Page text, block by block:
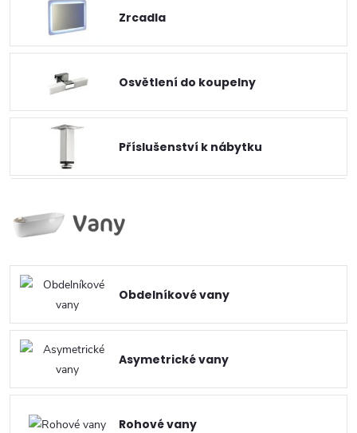
Zrcadla
Osvětlení do koupelny
Příslušenství k nábytku
Obdelníkové vany
Asymetrické vany
Rohové vany